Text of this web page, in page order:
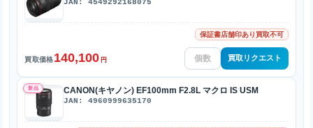
JAN: 4549292168075
保証書店舗印あり買取不可
買取価格140,100 円 買取リクエスト
新品 CANON(キヤノン) EF100mm F2.8L マクロ IS USM
JAN: 4960999635170